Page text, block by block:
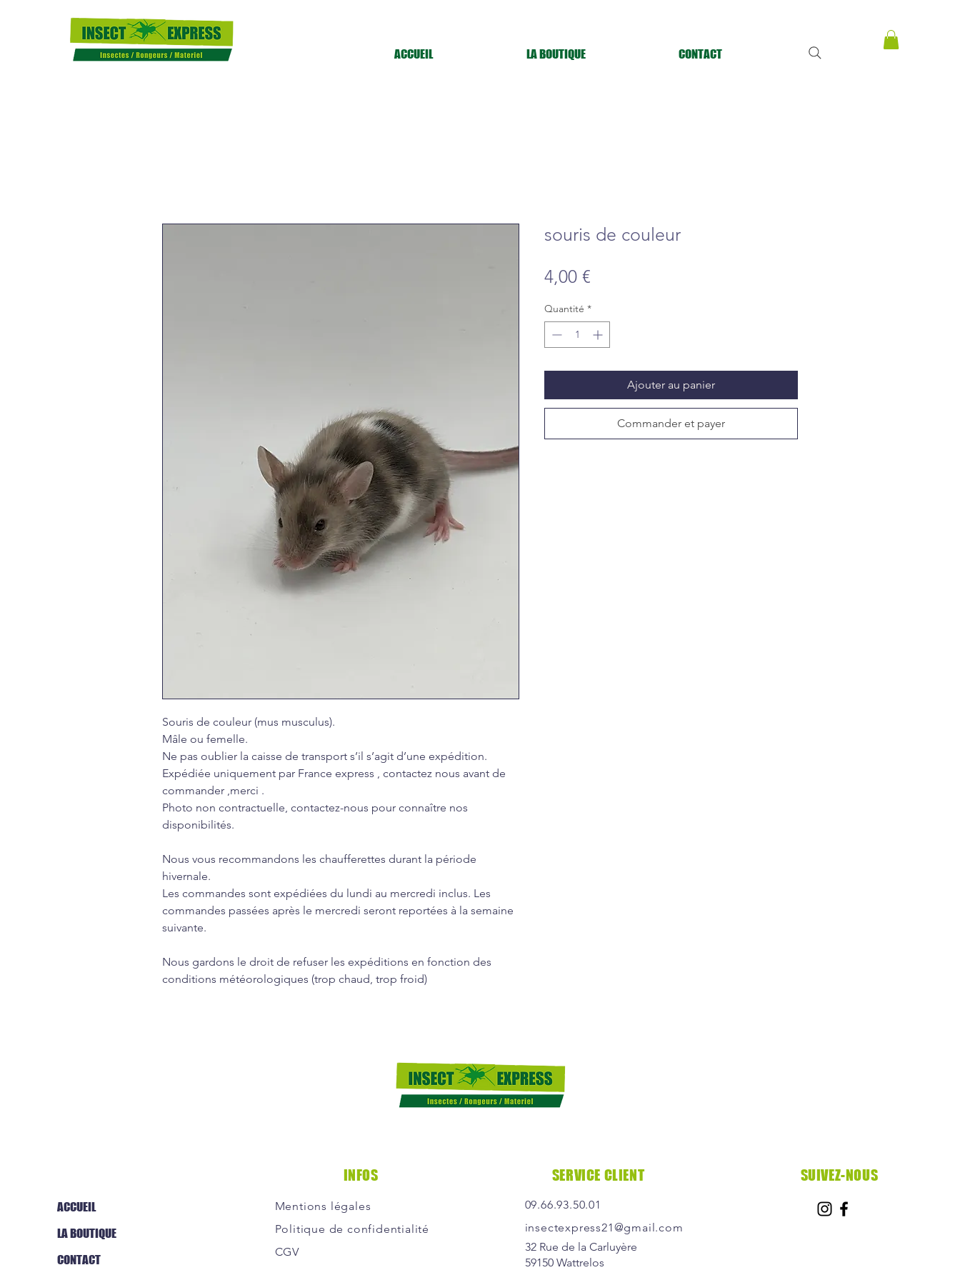
ACCUEIL LA BOUTIQUE CONTACT
Souris de couleur (mus musculus).
Mâle ou femelle.
Ne pas oublier la caisse de transport s’il s’agit d’une expédition.
Expédiée uniquement par France express , contactez nous avant de
commander ,merci .
Photo non contractuelle, contactez-nous pour connaître nos
disponibilités.
Nous vous recommandons les chaufferettes durant la période
hivernale.
Les commandes sont expédiées du lundi au mercredi inclus. Les
commandes passées après le mercredi seront reportées à la semaine
suivante.
Nous gardons le droit de refuser les expéditions en fonction des
conditions météorologiques (trop chaud, trop froid)
souris de couleur
4,00 €
Quantité *
Ajouter au panier
Commander et payer
ACCUEIL
LA BOUTIQUE
CONTACT
INFOS
Mentions légales
Politique de confidentialité
CGV
SERVICE CLIENT
09.66.93.50.01
insectexpress21@gmail.com
32 Rue de la Carluyère
59150 Wattrelos
SUIVEZ-NOUS